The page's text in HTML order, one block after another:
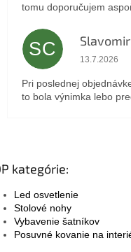
tomu doporučujem
SC 13.7.2026
Pri poslednej
to bola výnimka lebo
kategórie:
Led osvetlenie
Stolové nohy
Vybavenie šatníkov
Posuvné kovanie na